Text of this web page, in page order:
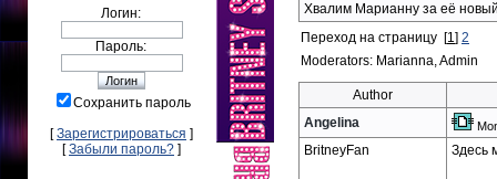
Логин:
Пароль:
Сохранить пароль
[Зарегистрироваться ]
[Забыли пароль? ]
Хвалим Марианну за её
Переход на страницу [1] 2
Moderators: Marianna, Admin
Author
Angelina
BritneyFan Здесь